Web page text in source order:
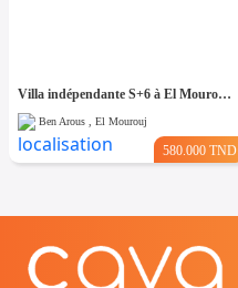
Villa indépendante S+6 à El Mourouj 4
Ben Arous , El Mourouj
580.000 TND